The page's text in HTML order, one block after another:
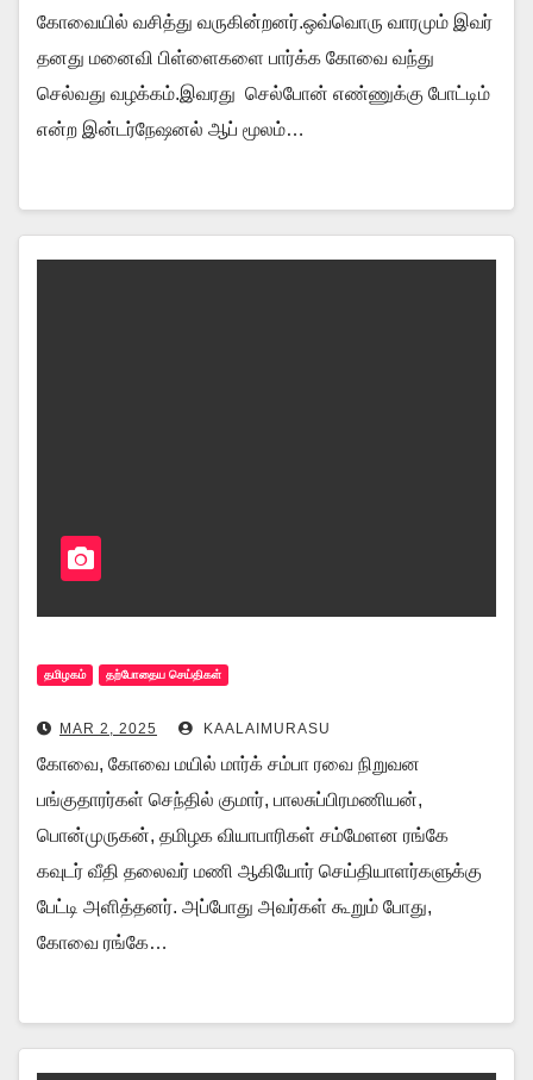
கோவையில் வசித்து வருகின்றனர்.ஒவ்வொரு வாரமும் இவர்
தனது மனைவி பிள்ளைகளை பார்க்க கோவை வந்து
செல்வது வழக்கம்.இவரது செல்போன் எண்ணுக்கு போட்டிம்
என்ற இன்டர்நேஷனல் ஆப் மூலம்…
தமிழகம் தற்போதைய செய்திகள்
MAR 2, 2025 KAALAIMURASU
கோவை, கோவை மயில் மார்க் சம்பா ரவை நிறுவன
பங்குதாரர்கள் செந்தில் குமார், பாலசுப்பிரமணியன்,
பொன்முருகன், தமிழக வியாபாரிகள் சம்மேளன ரங்கே
கவுடர் வீதி தலைவர் மணி ஆகியோர் செய்தியாளர்களுக்கு
பேட்டி அளித்தனர். அப்போது அவர்கள் கூறும் போது,
கோவை ரங்கே…